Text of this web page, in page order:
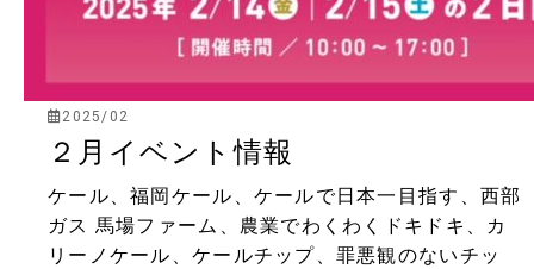
2025/02
２月イベント情報
ケール、福岡ケール、ケールで日本一目指す、西部
ガス 馬場ファーム、農業でわくわくドキドキ、カ
リーノケール、ケールチップ、罪悪観のないチッ